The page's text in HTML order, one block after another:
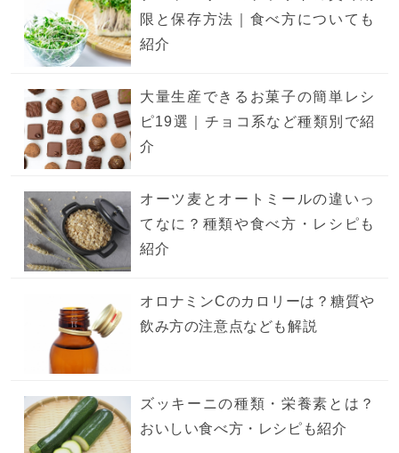
限と保存方法｜食べ方についても
紹介
大量生産できるお菓子の簡単レシ
ピ19選｜チョコ系など種類別で紹
介
オーツ麦とオートミールの違いっ
てなに？種類や食べ方・レシピも
紹介
オロナミンCのカロリーは？糖質や
飲み方の注意点なども解説
ズッキーニの種類・栄養素とは？
おいしい食べ方・レシピも紹介